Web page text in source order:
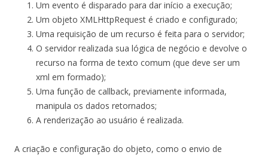
Um evento é disparado para dar início a execução;
Um objeto XMLHttpRequest é criado e configurado;
Uma requisição de um recurso é feita para o servidor;
O servidor realizada sua lógica de negócio e devolve o
recurso na forma de texto comum (que deve ser um
xml em formado);
Uma função de callback, previamente informada,
manipula os dados retornados;
A renderização ao usuário é realizada.
A criação e configuração do objeto, como o envio de